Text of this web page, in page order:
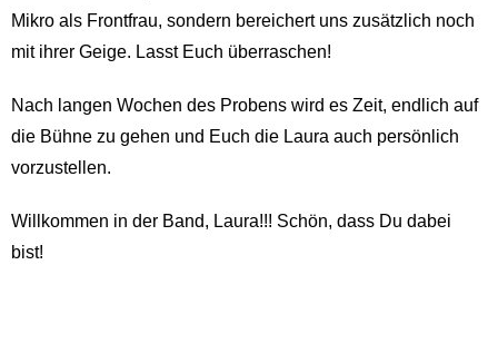
Mikro als Frontfrau, sondern bereichert uns zusätzlich noch
mit ihrer Geige. Lasst Euch überraschen!
Nach langen Wochen des Probens wird es Zeit, endlich auf
die Bühne zu gehen und Euch die Laura auch persönlich
vorzustellen.
Willkommen in der Band, Laura!!! Schön, dass Du dabei
bist!